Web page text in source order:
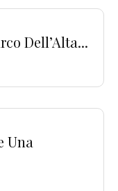
Dell’Alta...
Una